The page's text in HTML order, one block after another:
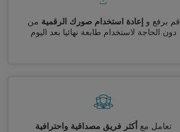
قم برفع و إعادة استخدام صورك الرقمية من
دون الحاجة لاستخدام طابعة نهائيا بعد اليوم
تعامل مع أكثر فريق مصداقية واحترافية